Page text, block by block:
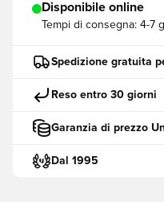
Disponibile online
Tempi di consegna: 4-7
Spedizione gratuita
Reso entro 30 giorni
Garanzia di prezzo
Dal 1995